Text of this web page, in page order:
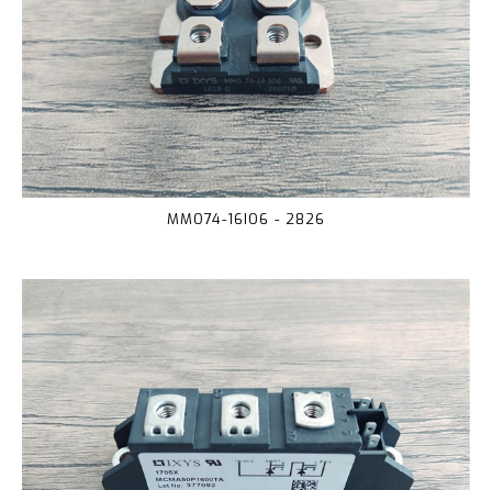
MMO74-16IO6 - 2826